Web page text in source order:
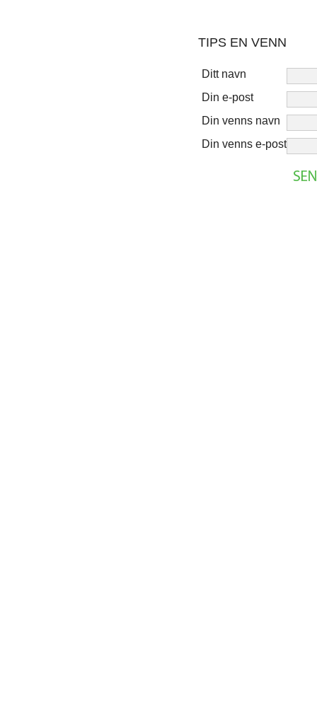
TIPS EN VENN
Ditt navn
Din e-post
Din venns navn
Din venns e-post